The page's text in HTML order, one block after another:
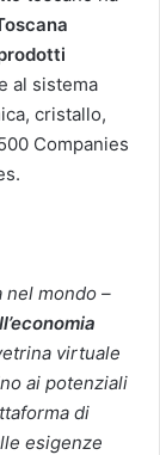
al sistema
cristallo,
Companies
nel mondo –
virtuale
ai potenziali
di
esigenze